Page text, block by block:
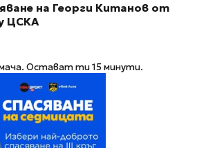
на Георги Китанов от
ЦСКА
мача. Остават ти 15 минути.